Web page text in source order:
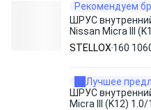
Рекомендуем
ШРУС
Nissan Micra III
1060-SX STELLOX
STELLOX 160
Лучшее
ШРУС
Micra III (K12)